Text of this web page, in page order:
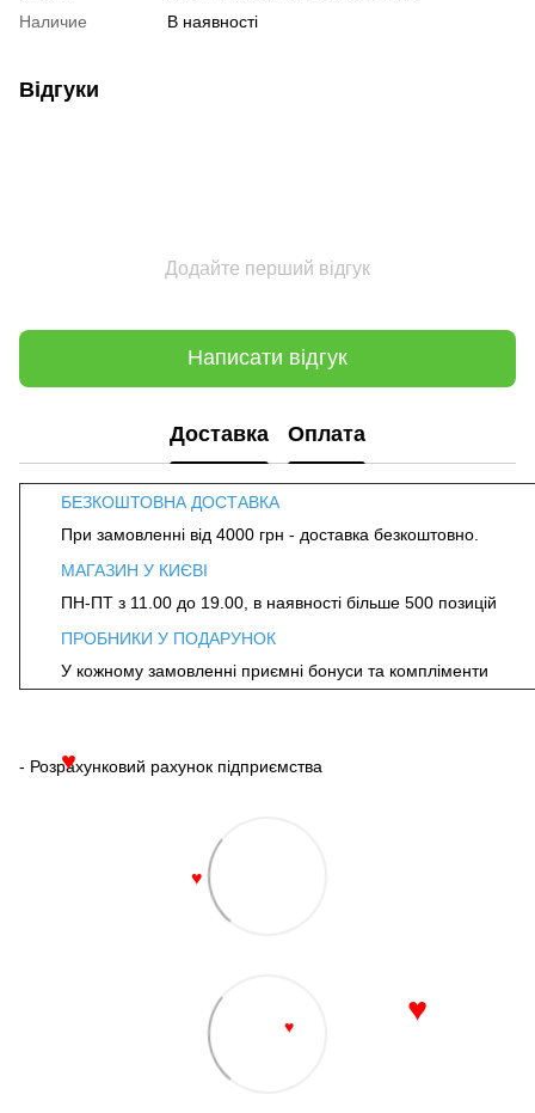
Наличие
В наявності
Відгуки
Додайте перший відгук
Написати відгук
Доставка Оплата
БЕЗКОШТОВНА ДОСТАВКА
При замовленні від 4000 грн - доставка безкоштовно.
МАГАЗИН У КИЄВІ
ПН-ПТ з 11.00 до 19.00, в наявності більше 500 позицій
ПРОБНИКИ У ПОДАРУНОК
У кожному замовленні приємні бонуси та компліменти
- Розрахунковий рахунок підприємства